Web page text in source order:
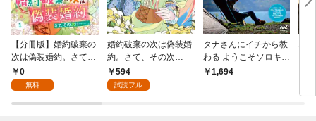
【分冊版】婚約破棄の
次は偽装婚約。さて、
その次は……。 第1話
（アリアンローズコミ
0
無料
婚約破棄の次は偽装婚
約。さて、その次
は……。 １（アリア
ンローズコミックス）
594
試読フル
タナさんにイチから教
わる ようこそソロキャ
ンプ！
1,694